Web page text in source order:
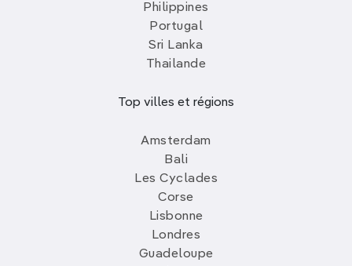
Philippines
Portugal
Sri Lanka
Thailande
Top villes et régions
Amsterdam
Bali
Les Cyclades
Corse
Lisbonne
Londres
Guadeloupe